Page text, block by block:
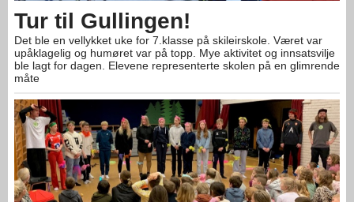
Tur til Gullingen!
Det ble en vellykket uke for 7.klasse på skileirskole. Været var
upåklagelig og humøret var på topp. Mye aktivitet og innsatsvilje
ble lagt for dagen. Elevene representerte skolen på en glimrende
måte